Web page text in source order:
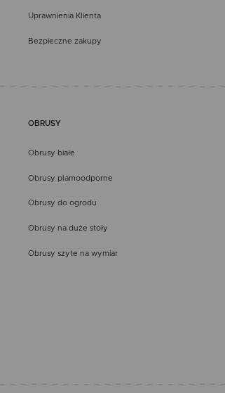
Uprawnienia Klienta
Bezpieczne zakupy
OBRUSY
Obrusy białe
Obrusy plamoodporne
Obrusy do ogrodu
Obrusy na duże stoły
Obrusy szyte na wymiar